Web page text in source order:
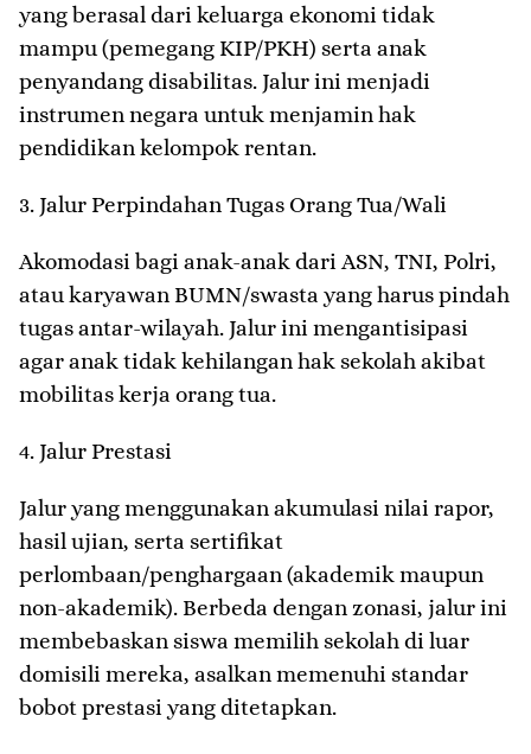
yang berasal dari keluarga ekonomi tidak
mampu (pemegang KIP/PKH) serta anak
penyandang disabilitas. Jalur ini menjadi
instrumen negara untuk menjamin hak
pendidikan kelompok rentan.
​3. Jalur Perpindahan Tugas Orang Tua/Wali
Akomodasi bagi anak-anak dari ASN, TNI, Polri,
atau karyawan BUMN/swasta yang harus pindah
tugas antar-wilayah. Jalur ini mengantisipasi
agar anak tidak kehilangan hak sekolah akibat
mobilitas kerja orang tua.
​4. Jalur Prestasi
Jalur yang menggunakan akumulasi nilai rapor,
hasil ujian, serta sertifikat
perlombaan/penghargaan (akademik maupun
non-akademik). Berbeda dengan zonasi, jalur ini
membebaskan siswa memilih sekolah di luar
domisili mereka, asalkan memenuhi standar
bobot prestasi yang ditetapkan.